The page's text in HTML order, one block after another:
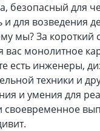
безопасный для
для возведения
мы? За короткий
монолитное
есть инженеры,
техники и
и умения для